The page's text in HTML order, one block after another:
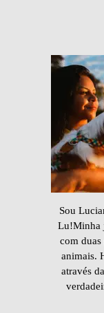
Sou
Lu!Minha
com
animais.
através